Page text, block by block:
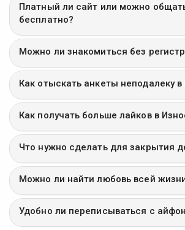
Платный ли сайт или можно
бесплатно?
Можно ли знакомиться без
Как отыскать анкеты неподалеку в
Как получать больше лайков в
Что нужно сделать для закрытия
Можно ли найти любовь всей
Удобно ли переписываться с